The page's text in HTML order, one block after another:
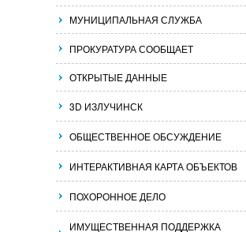
МУНИЦИПАЛЬНАЯ СЛУЖБА
ПРОКУРАТУРА СООБЩАЕТ
ОТКРЫТЫЕ ДАННЫЕ
3D ИЗЛУЧИНСК
ОБЩЕСТВЕННОЕ ОБСУЖДЕНИЕ
ИНТЕРАКТИВНАЯ КАРТА ОБЪЕКТОВ
ПОХОРОННОЕ ДЕЛО
ИМУЩЕСТВЕННАЯ ПОДДЕРЖКА